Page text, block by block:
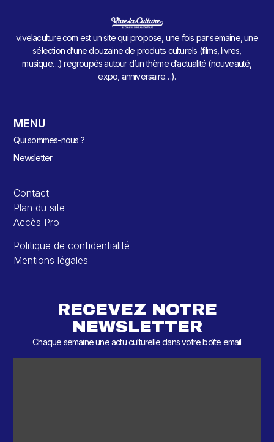
vivelaculture.com est un site qui propose, une fois par semaine, une
sélection d’une douzaine de produits culturels (films, livres,
musique…) regroupés autour d’un thème d’actualité (nouveauté,
expo, anniversaire…).
MENU
Qui sommes-nous ?
Newsletter
Contact
Plan du site
Accès Pro
Politique de confidentialité
Mentions légales
RECEVEZ NOTRE
NEWSLETTER
Chaque semaine une actu culturelle dans votre boîte email